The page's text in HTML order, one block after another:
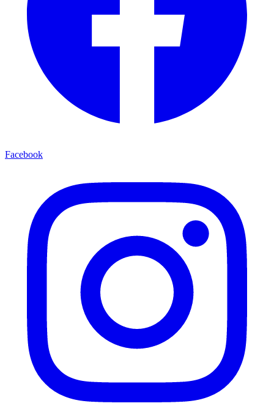
Facebook